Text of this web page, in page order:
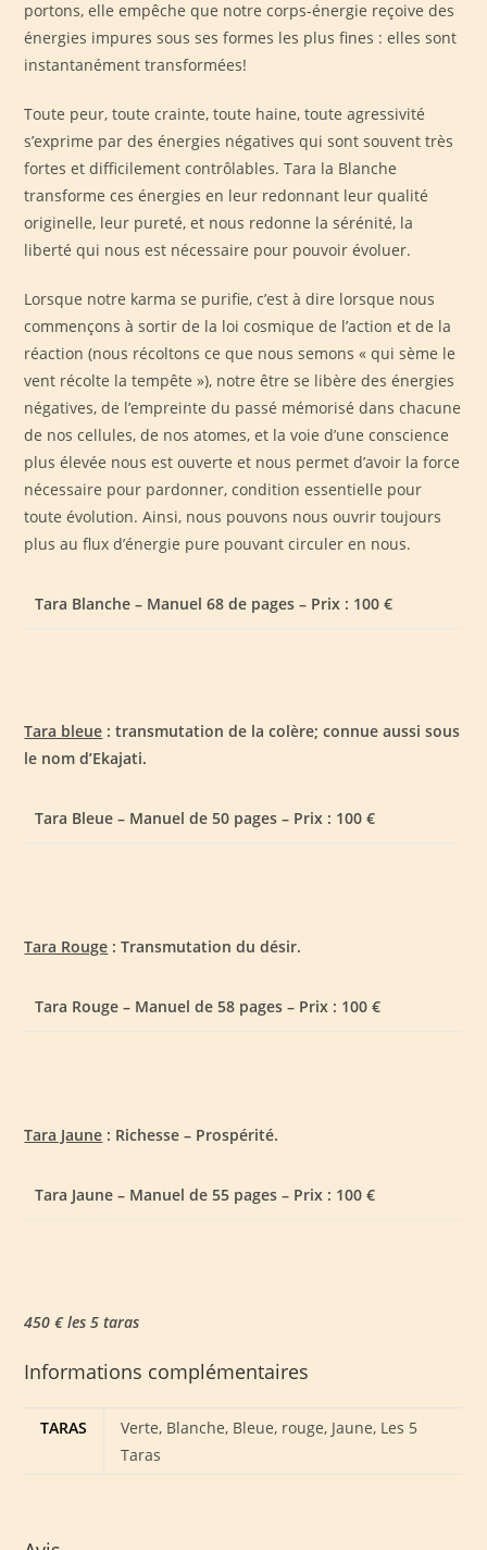
portons, elle empêche que notre corps-énergie reçoive des
énergies impures sous ses formes les plus fines : elles sont
instantanément transformées!
Toute peur, toute crainte, toute haine, toute agressivité
s’exprime par des énergies négatives qui sont souvent très
fortes et difficilement contrôlables. Tara la Blanche
transforme ces énergies en leur redonnant leur qualité
originelle, leur pureté, et nous redonne la sérénité, la
liberté qui nous est nécessaire pour pouvoir évoluer.
Lorsque notre karma se purifie, c’est à dire lorsque nous
commençons à sortir de la loi cosmique de l’action et de la
réaction (nous récoltons ce que nous semons « qui sème le
vent récolte la tempête »), notre être se libère des énergies
négatives, de l’empreinte du passé mémorisé dans chacune
de nos cellules, de nos atomes, et la voie d’une conscience
plus élevée nous est ouverte et nous permet d’avoir la force
nécessaire pour pardonner, condition essentielle pour
toute évolution. Ainsi, nous pouvons nous ouvrir toujours
plus au flux d’énergie pure pouvant circuler en nous.
Tara Blanche – Manuel 68 de pages – Prix : 100 €
Tara bleue : transmutation de la colère; connue aussi sous
le nom d’Ekajati.
Tara Bleue – Manuel de 50 pages – Prix : 100 €
Tara Rouge : Transmutation du désir.
Tara Rouge – Manuel de 58 pages – Prix : 100 €
Tara Jaune : Richesse – Prospérité.
Tara Jaune – Manuel de 55 pages – Prix : 100 €
450 € les 5 taras
Informations complémentaires
TARAS
Verte, Blanche, Bleue, rouge, Jaune, Les 5
Taras